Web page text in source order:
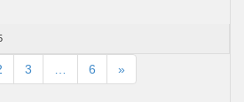
3 6 »